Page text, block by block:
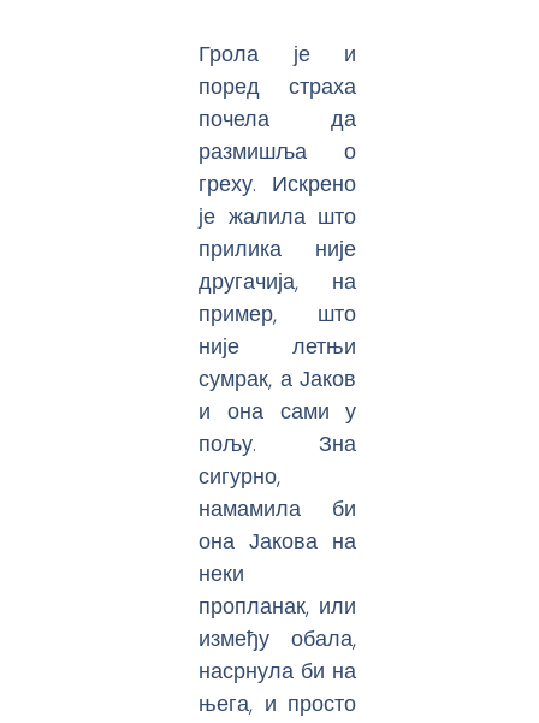
Грола је и
поред страха
почела да
размишља о
греху. Искрено
је жалила што
прилика није
другачија, на
пример, што
није летњи
сумрак, а Јаков
и она сами у
пољу. Зна
сигурно,
намамила би
она Јакова на
неки
пропланак, или
између обала,
насрнула би на
њега, и просто